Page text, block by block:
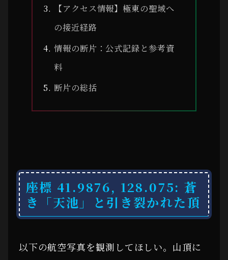
【アクセス情報】極東の聖域へ
の接近経路
情報の断片：公式記録と参考資
料
断片の総括
座標 41.9876, 128.075: 蒼
き「天池」と引き裂かれた頂
以下の航空写真を観測してほしい。山頂に